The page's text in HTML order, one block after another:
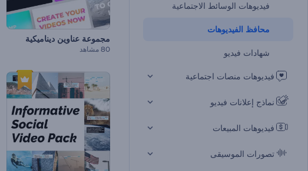
فيديوهات الوسائط الاجتماعية
محافظ الفيديوهات
شهادات فيديو
فيديوهات منصات اجتماعية
نماذج إعلانات فيديو
فيديوهات المبيعات
تصورات الموسيقى
مجموعة عناوين ديناميكية
80 مشاهد